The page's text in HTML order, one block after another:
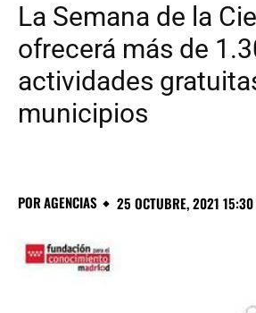
La Semana de la
ofrecerá más de
actividades
municipios
PORAGENCIAS 25 OCTUBRE, 2021 15:30